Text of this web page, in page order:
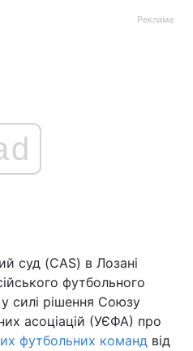
Реклама
суд (CAS) в Лозані
футбольного
силі рішення Союзу
асоціацій (УЄФА) про
футбольних команд від